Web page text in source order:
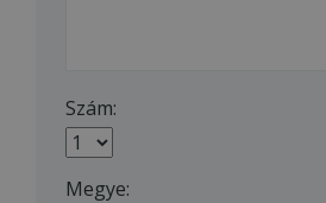
Szám:
Megye: